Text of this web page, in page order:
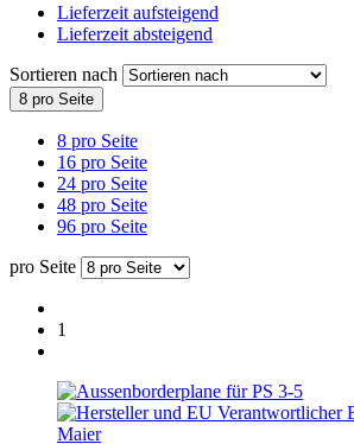
Lieferzeit aufsteigend
Lieferzeit absteigend
Sortieren nach
8 pro Seite
8 pro Seite
16 pro Seite
24 pro Seite
48 pro Seite
96 pro Seite
pro Seite
1